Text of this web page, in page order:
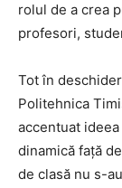
rolul de a crea
profesori,
Tot în
Politehnica
accentuat
dinamică față
de clasă nu s-